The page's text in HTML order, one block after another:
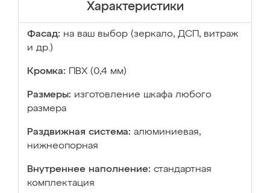
Характеристики
Фасад: на ваш выбор (зеркало, ДСП, витраж
и др.)
Кромка: ПВХ (0,4 мм)
Размеры: изготовление шкафа любого
размера
Раздвижная система: алюминиевая,
нижнеопорная
Внутреннее наполнение: стандартная
комплектация